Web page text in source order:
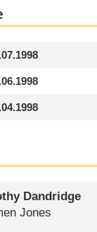
Dandridge
Jones